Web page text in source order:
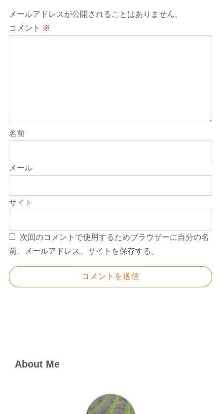
メールアドレスが公開されることはありません。
コメント ※
名前
メール
サイト
次回のコメントで使用するためブラウザーに自分の名
前、メールアドレス、サイトを保存する。
About Me